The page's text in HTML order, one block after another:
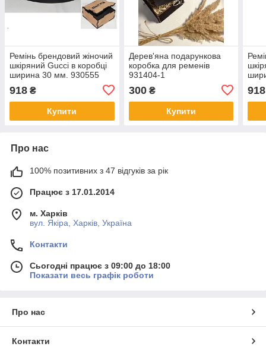
Ремінь брендовий жіночий
шкіряний Gucci в коробці
ширина 30 мм. 930555
918 ₴
Купити
Дерев'яна подарункова
коробка для ременів
931404-1
300₴
Купити
918
Про нас
100% позитивних з 47 відгуків за рік
Працює з 17.01.2014
м. Харків
вул. Якіра, Харків, Україна
Контакти
Сьогодні працює з 09:00 до 18:00
Показати весь графік роботи
Про нас
Контакти